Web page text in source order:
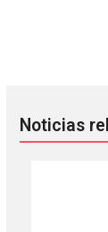
Noticias